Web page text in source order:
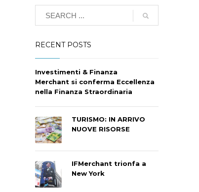
RECENT POSTS
Investimenti & Finanza
Merchant si conferma Eccellenza
nella Finanza Straordinaria
TURISMO: IN ARRIVO
NUOVE RISORSE
IFMerchant trionfa a
New York